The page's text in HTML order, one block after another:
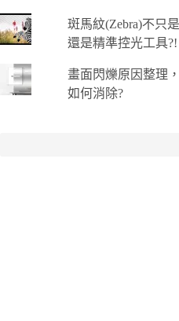
斑馬紋(Zebra)不只
還是精準控光工具?!
畫面閃爍原因整理
如何消除?